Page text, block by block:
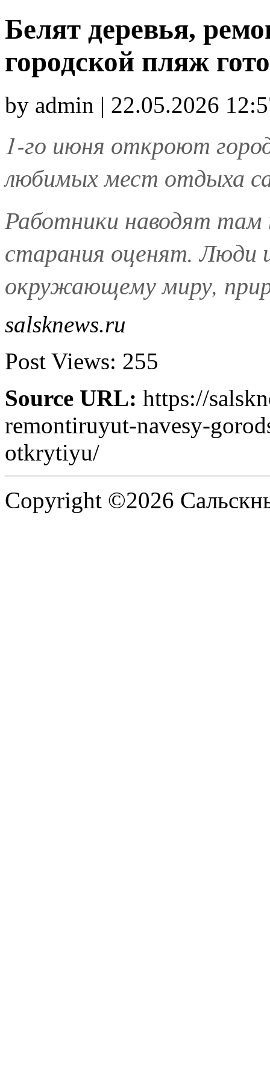
Белят деревья,
городской пляж
by admin | 22.05.2026
1-го июня откроют
любимых мест отдыха
Работники наводят там
старания оценят. Люди
окружающему миру,
salsknews.ru
Post Views: 255
Source URL: https://
remontiruyut-navesy-
otkrytiyu/
Copyright ©2026